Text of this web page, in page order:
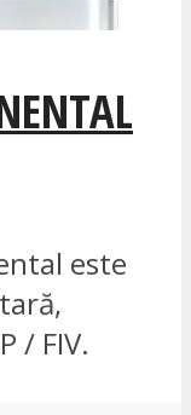
este
/ FIV.